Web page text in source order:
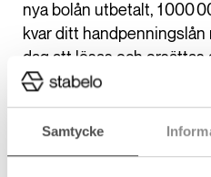
Samtycke
nya bolån utbetalt, 1 000
kvar ditt
dag att lösas och ersättas
överbryggningslån.
att betalas ut och uppgå
handpenningslånet
nya bostad åt dig.